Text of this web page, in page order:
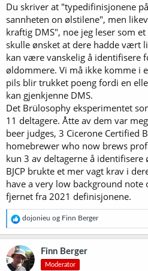
Du skriver at "typedifinisjonene
sannheten on ølstilene", men
kraftig DMS", noe jeg leser som
skulle ønsket at dere hadde vært
kan være vanskelig å identifisere
øldommere. Vi må ikke komme i
pils blir trukket poeng fordi en
kan gjenkjenne DMS.
Det Brülosophy eksperimentet
11 deltagere. Åtte av dem var
beer judges, 3 Cicerone Certified
homebrewer who now brews
kun 3 av deltagerne å identifisere
BJCP brukte et mer vagt krav i
have a very low background note
fjernet fra 2021 definisjonene.
R
e
a
k
s
j
dojonieu og Finn Berger
Finn Berger
Moderator